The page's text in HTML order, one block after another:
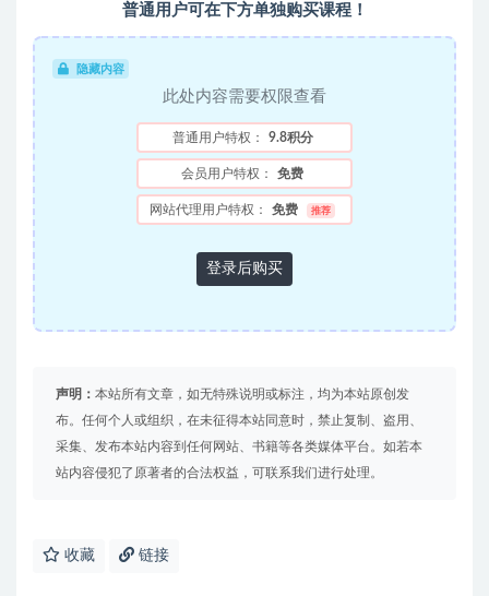
普通用户可在下方单独购买课程！
隐藏内容
此处内容需要权限查看
普通用户特权： 9.8积分
会员用户特权： 免费
网站代理用户特权： 免费 推荐
登录后购买
声明： 本站所有文章，如无特殊说明或标注，均为本站原创发
布。任何个人或组织，在未征得本站同意时，禁止复制、盗用、
采集、发布本站内容到任何网站、书籍等各类媒体平台。如若本
站内容侵犯了原著者的合法权益，可联系我们进行处理。
收藏 链接